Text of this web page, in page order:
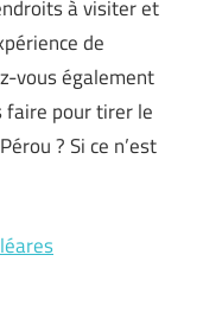
à visiter et
de
vous également
faire pour tirer le
? Si ce n’est